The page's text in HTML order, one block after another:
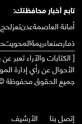
تابع أخبار محافظتك:
أمانة العاصمةعدنتعزلحج
ذمارصنعاءريمةالمحويت
[ الكتابات والآراء
الأحوال عن رأي إدارة
جميع الحقوق محفوظة © 2015 -
إتصل بنا الأرشيف